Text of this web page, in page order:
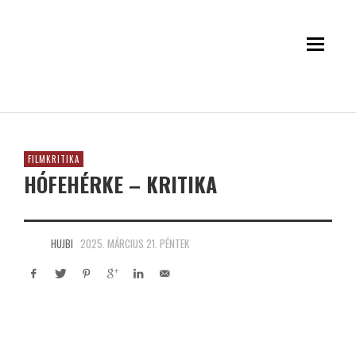
FILMKRITIKA
HÓFEHÉRKE – KRITIKA
HUJBI 2025. MÁRCIUS 21. PÉNTEK